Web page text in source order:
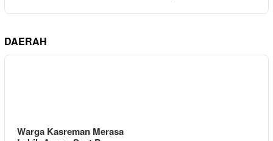
DAERAH
Warga Kasreman Merasa